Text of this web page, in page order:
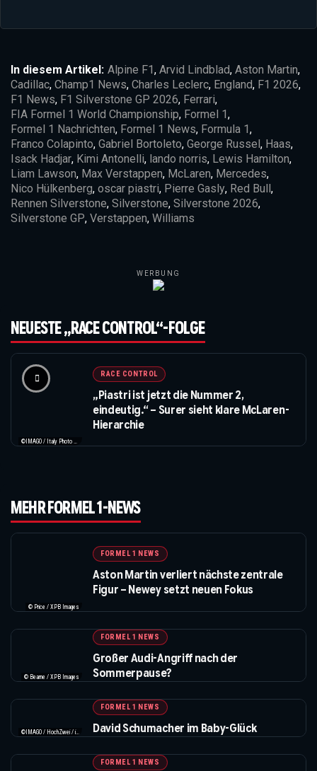
In diesem Artikel: Alpine F1, Arvid Lindblad, Aston Martin,
Cadillac, Champ1 News, Charles Leclerc, England, F1 2026,
F1 News, F1 Silverstone GP 2026, Ferrari,
FIA Formel 1 World Championship, Formel 1,
Formel 1 Nachrichten, Formel 1 News, Formula 1,
Franco Colapinto, Gabriel Bortoleto, George Russel, Haas,
Isack Hadjar, Kimi Antonelli, lando norris, Lewis Hamilton,
Liam Lawson, Max Verstappen, McLaren, Mercedes,
Nico Hülkenberg, oscar piastri, Pierre Gasly, Red Bull,
Rennen Silverstone, Silverstone, Silverstone 2026,
Silverstone GP, Verstappen, Williams
WERBUNG
NEUESTE „RACE CONTROL“-FOLGE
RACE CONTROL
„Piastri ist jetzt die Nummer 2,
eindeutig.“ – Surer sieht klare McLaren-
Hierarchie
MEHR FORMEL 1-NEWS
© Price / XPB Images
FORMEL 1 NEWS
Aston Martin verliert nächste zentrale
Figur – Newey setzt neuen Fokus
© Bearne / XPB Images
FORMEL 1 NEWS
Großer Audi-Angriff nach der
Sommerpause?
©IMAGO / HochZwei / instagram.com/davidschumacher_official
FORMEL 1 NEWS
David Schumacher im Baby-Glück
FORMEL 1 NEWS